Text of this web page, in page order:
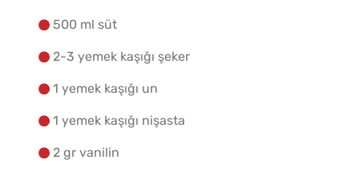
500 ml süt
2-3 yemek kaşığı şeker
1 yemek kaşığı un
1 yemek kaşığı nişasta
2 gr vanilin